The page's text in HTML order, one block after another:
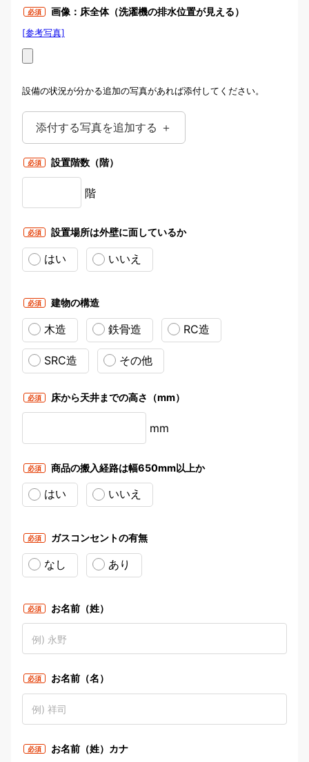
排湿管の位置に何か干渉しないか確認できるように撮影し
るように撮影してください。
必須 画像：床全体（洗濯機の排水位置が見える）
[参考写真]
が見える）
ください。
設備の状況が分かる追加の写真があれば添付してください。
添付する写真を追加する ＋
必須 設置階数（階）
階
必須 設置場所は外壁に面しているか
はい いいえ
必須 建物の構造
木造 鉄骨造 RC造
SRC造 その他
必須 床から天井までの高さ（mm）
mm
必須 商品の搬入経路は幅650mm以上か
はい いいえ
必須 ガスコンセントの有無
なし あり
必須 お名前（姓）
必須 お名前（名）
必須 お名前（姓）カナ